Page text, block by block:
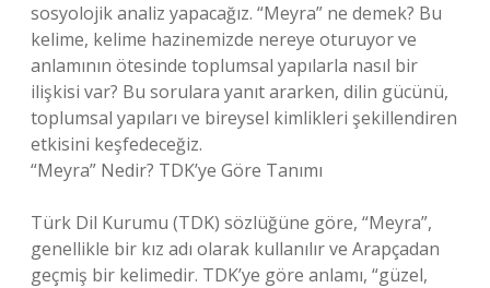
sosyolojik analiz yapacağız. “Meyra” ne demek? Bu
kelime, kelime hazinemizde nereye oturuyor ve
anlamının ötesinde toplumsal yapılarla nasıl bir
ilişkisi var? Bu sorulara yanıt ararken, dilin gücünü,
toplumsal yapıları ve bireysel kimlikleri şekillendiren
etkisini keşfedeceğiz.
“Meyra” Nedir? TDK’ye Göre Tanımı
Türk Dil Kurumu (TDK) sözlüğüne göre, “Meyra”,
genellikle bir kız adı olarak kullanılır ve Arapçadan
geçmiş bir kelimedir. TDK’ye göre anlamı, “güzel,